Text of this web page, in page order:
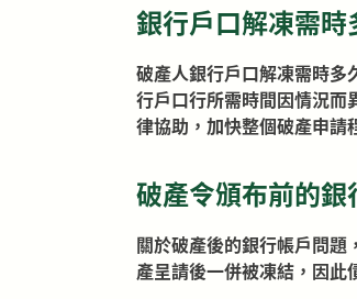
銀行戶口解凍需
破產人銀行戶口解凍需時多
行戶口行所需時間因情況而
律協助，加快整個破產申請
破產令頒布前的
關於破產後的銀行帳戶問
產呈請後一併被凍結，因此